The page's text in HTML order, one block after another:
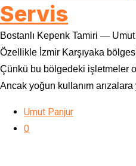
Servis
Bostanlı Kepenk Tamiri —
Özellikle İzmir Karşıyaka
Çünkü bu bölgedeki işletmeler
Ancak yoğun kullanım
Umut Panjur
0